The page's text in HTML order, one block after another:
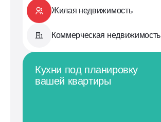
Жилая недвижимость
Коммерческая недвижимость
Кухни под планировку
вашей квартиры